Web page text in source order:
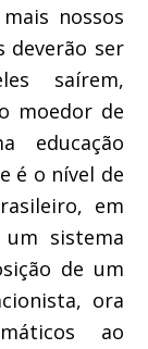
nossos
deverão ser
s saírem,
moedor de
educação
é o nível de
, em
sistema
de um
ora
ao